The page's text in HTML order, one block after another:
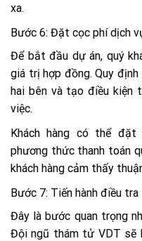
xa.
Bước 6: Đặt cọc phí dịch
Để bắt đầu dự án, quý
giá trị hợp đồng. Quy
hai bên và tạo điều kiện
việc.
Khách hàng có thể
phương thức thanh toán
khách hàng cảm thấy
Bước 7: Tiến hành điều tra
Đây là bước quan trọng
Đội ngũ thám tử VDT sẽ